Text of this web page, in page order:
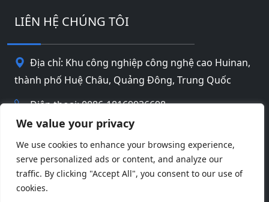
We value your privacy
We use cookies to enhance your browsing experience,
serve personalized ads or content, and analyze our
traffic. By clicking "Accept All", you consent to our use of
cookies.
LIÊN HỆ CHÚNG TÔI
Địa chỉ: Khu công nghiệp công nghệ cao Huinan,
thành phố Huệ Châu, Quảng Đông, Trung Quốc
Điện thoại: 0086-18169936698
info@jbbatterychina.com
Chính sách bảo mật